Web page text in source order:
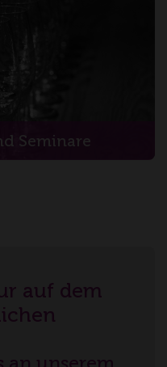
Seminare
auf dem